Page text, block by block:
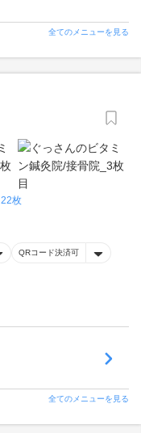
全てのメニューを見る
22枚
QRコード決済可
全てのメニューを見る